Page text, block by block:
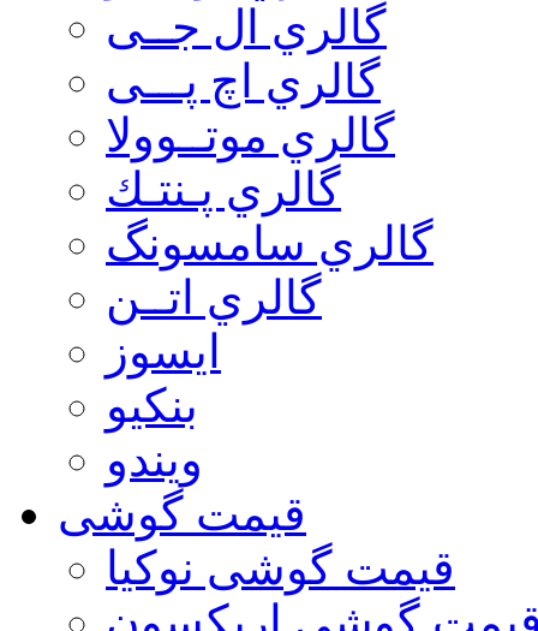
گالري ال جــی
گالري اچ پـــی
گالري موتــوولا
گالري پـنتـك
گالري سامسونگ
گالري اتــن
ایسوز
بنکیو
ویندو
قیمت گوشی
قیمت گوشی نوكيا